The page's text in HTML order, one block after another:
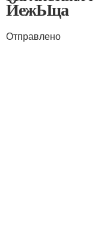
ЙежЫца
Отправлено